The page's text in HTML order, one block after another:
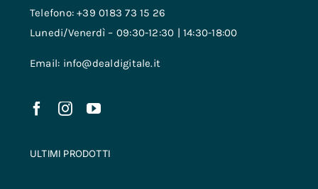
Telefono: +39 0183 73 15 26
Lunedi/Venerdì – 09:30-12:30 | 14:30-18:00
Email: info@dealdigitale.it
ULTIMI PRODOTTI